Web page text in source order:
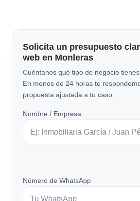
Solicita un presupuesto
web en Monleras
Cuéntanos qué tipo de negocio
En menos de 24 horas te
propuesta ajustada a tu caso.
Nombre / Empresa
Número de WhatsApp